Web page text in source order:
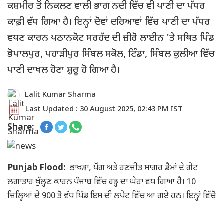
ਕਸ਼ਮੀਰ ਤੋਂ ਨਿਕਲਣ ਵਾਲੀ ਭਾਗ ਨਦੀ ਵਿੱਚ ਵੀ ਪਾਣੀ ਦਾ ਪੱਧਰ
ਕਾਫ਼ੀ ਵੱਧ ਗਿਆ ਹੈ। ਇਨ੍ਹਾਂ ਦੋਵਾਂ ਦਰਿਆਵਾਂ ਵਿੱਚ ਪਾਣੀ ਦਾ ਪੱਧਰ
ਵਧਣ ਕਾਰਨ ਪਠਾਨਕੋਟ ਸਰਹੱਦ ਦੀ ਜ਼ੀਰੋ ਲਾਈਨ 'ਤੇ ਸਥਿਤ ਪਿੰਡ
ਭੋਪਾਲਪੁਰ, ਪਹਾੜੀਪੁਰ ਸਿੰਬਲ ਸਕੋਲ, ਟਿੰਡਾ, ਸਿੰਬਲ ਕੁਲੀਆ ਵਿੱਚ
ਪਾਣੀ ਦਾਖਲ ਹੋਣਾ ਸ਼ੁਰੂ ਹੋ ਗਿਆ ਹੈ।
Lalit Kumar Sharma
Last Updated : 30 August 2025, 02:43 PM IST
Share:
Punjab Flood: ਭਾਖੜਾ, ਪੋਂਗ ਅਤੇ ਰਣਜੀਤ ਸਾਗਰ ਡੈਮਾਂ ਦੇ ਗੇਟ
ਲਗਾਤਾਰ ਖੁੱਲ੍ਹਣ ਕਾਰਨ ਪੰਜਾਬ ਵਿੱਚ ਹੜ੍ਹ ਦਾ ਘੇਰਾ ਵਧ ਗਿਆ ਹੈ। 10
ਜ਼ਿਲ੍ਹਿਆਂ ਦੇ 900 ਤੋਂ ਵੱਧ ਪਿੰਡ ਇਸ ਦੀ ਲਪੇਟ ਵਿੱਚ ਆ ਗਏ ਹਨ। ਇਨ੍ਹਾਂ ਵਿੱਚੋਂ